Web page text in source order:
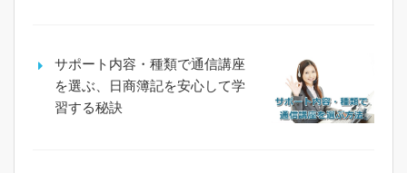
サポート内容・種類で通信講座
を選ぶ、日商簿記を安心して学
習する秘訣